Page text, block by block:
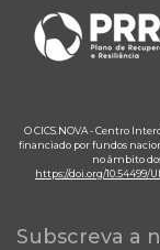
O CICS.NOVA - Centro
financiado por fundos
no âmbito
https://doi.org/10.54499/
Subscreva a